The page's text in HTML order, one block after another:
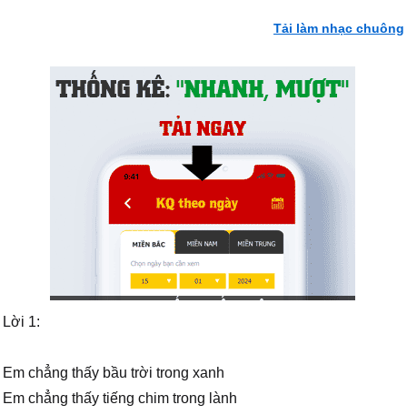
Tải làm nhạc chuông
Lời 1:
Em chẳng thấy bầu trời trong xanh
Em chẳng thấy tiếng chim trong lành